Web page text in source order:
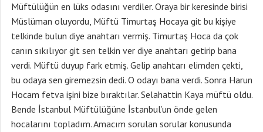
Müftülüğün en lüks odasını verdiler. Oraya bir keresinde birisi
Müslüman oluyordu, Müftü Timurtaş Hocaya git bu kişiye
telkinde bulun diye anahtarı vermiş. Timurtaş Hoca da çok
canın sıkılıyor git sen telkin ver diye anahtarı getirip bana
verdi. Müftü duyup fark etmiş. Gelip anahtarı elimden çekti,
bu odaya sen giremezsin dedi. O odayı bana verdi. Sonra Harun
Hocam fetva işini bize bıraktılar. Selahattin Kaya müftü oldu.
Bende İstanbul Müftülüğüne İstanbul’un önde gelen
hocalarını topladım. Amacım sorulan sorular konusunda